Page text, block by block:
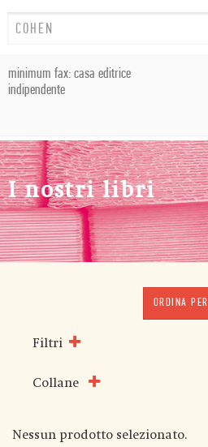
minimum fax: casa editrice
indipendente
I nostri libri
ORDINA PER
Filtri
Collane
Nessun prodotto selezionato.